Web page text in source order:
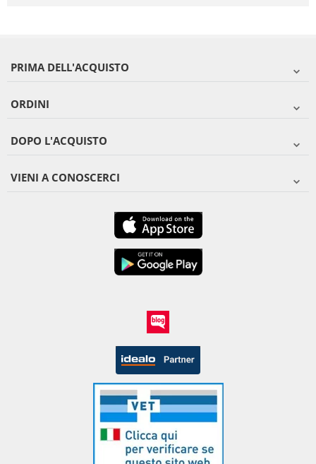
PRIMA DELL'ACQUISTO
ORDINI
DOPO L'ACQUISTO
VIENI A CONOSCERCI